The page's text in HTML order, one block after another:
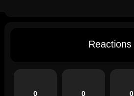
Reactions
0 0 0